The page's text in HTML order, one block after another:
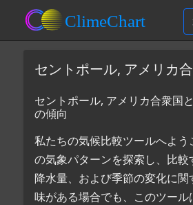
セントポール, アメリカ
セントポール, アメリカ合衆国
の傾向
私たちの気候比較ツールへよ
の気象パターンを探索し、比較
降水量、および季節の変化に
味がある場合でも、このツー